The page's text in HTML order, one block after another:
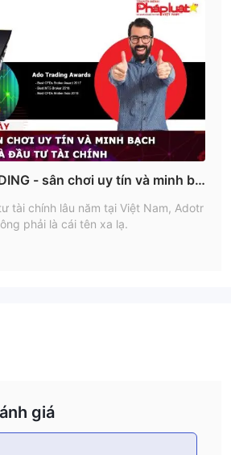
- sân chơi uy tín và minh bạ
đầu tư tài chính
tài chính lâu năm tại Việt Nam, Adotr
phải là cái tên xa lạ.
giá